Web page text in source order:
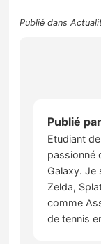
Publié dans
Publié par
Etudiant
passionné
Galaxy. Je
Zelda,
comme
de tennis